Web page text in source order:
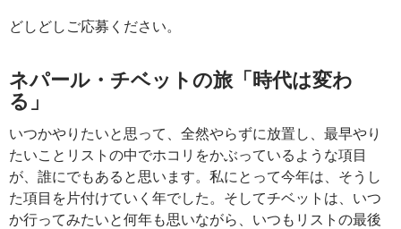
どしどしご応募ください。
ネパール・チベットの旅「時代は変わ
る」
いつかやりたいと思って、全然やらずに放置し、最早やり
たいことリストの中でホコリをかぶっているような項目
が、誰にでもあると思います。私にとって今年は、そうし
た項目を片付けていく年でした。そしてチベットは、いつ
か行ってみたいと何年も思いながら、いつもリストの最後